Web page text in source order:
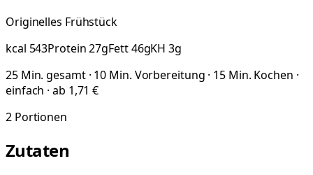
Originelles Frühstück
kcal 543Protein 27gFett46gKH 3g
25 Min. gesamt · 10 Min. Vorbereitung · 15 Min. Kochen ·
einfach · ab 1,71 €
2 Portionen
Zutaten